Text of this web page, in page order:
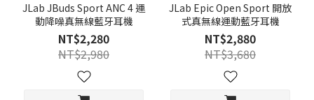
JLab JBuds Sport ANC 4 運
動降噪真無線藍牙耳機
NT$2,280
NT$2,980
JLab Epic Open Sport 開放
式真無線運動藍牙耳機
NT$2,880
NT$3,680